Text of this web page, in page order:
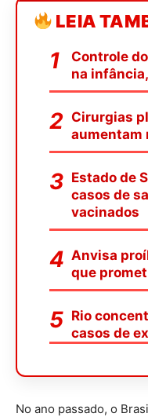
LEIA
Controle
na
Cirurgias
aumentam
Estado de
casos de
vacinados
Anvisa
que
Rio
casos de
No ano passado, o